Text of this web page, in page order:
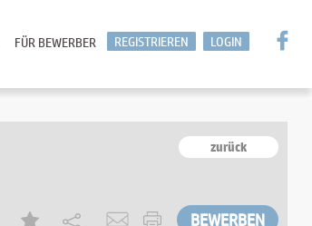
LOGIN
REGISTRIEREN
FÜR BEWERBER
zurück